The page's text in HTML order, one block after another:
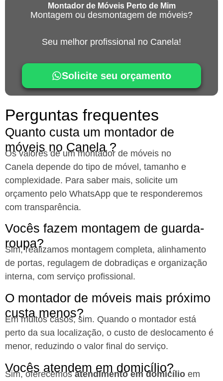
Montador de Móveis Perto de Mim
Montagem ou desmontagem de móveis?
Seu melhor profissional no Canela!
Solicite seu orçamento
Perguntas frequentes
Quanto custa um montador de
móveis no Canela ?
Os valores de um montador de móveis no
Canela depende do tipo de móvel, tamanho e
complexidade. Para saber mais, solicite um
orçamento pelo WhatsApp que te responderemos
com transparência.
Vocês fazem montagem de guarda-
roupa?
Sim, realizamos montagem completa, alinhamento
de portas, regulagem de dobradiças e organização
interna, com serviço profissional.
O montador de móveis mais próximo
custa menos?
Em muitos casos, sim. Quando o montador está
perto da sua localização, o custo de deslocamento é
menor, reduzindo o valor final do serviço.
Vocês atendem em domicílio?
Sim, oferecemosatendimento em domicílio em